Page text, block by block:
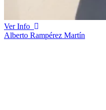
Ver Info
Alberto Rampérez Martín